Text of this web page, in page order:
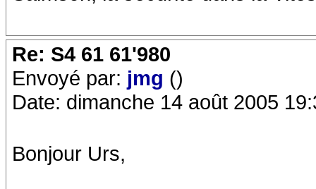
Re: S4 61 61'980
Envoyé par: jmg ()
Date: dimanche 14 août 2005
Bonjour Urs,